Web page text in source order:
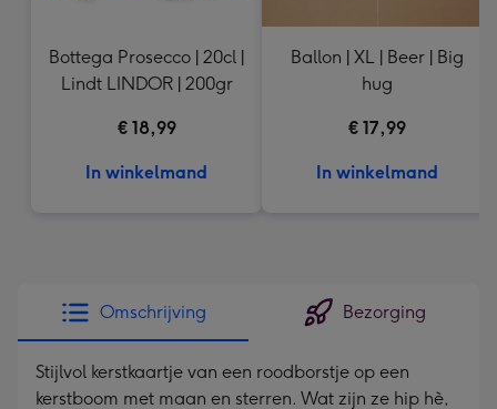
Bottega Prosecco | 20cl |
Lindt LINDOR | 200gr
€ 18,99
In winkelmand
Ballon | XL | Beer | Big
hug
€ 17,99
In winkelmand
Omschrijving Bezorging
Stijlvol kerstkaartje van een roodborstje op een
kerstboom met maan en sterren. Wat zijn ze hip hè,